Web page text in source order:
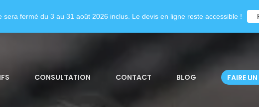
CONSULTATION CONTACT BLOG FAIRE
fermé du 3 au 31 août 2026 inclus. Le devis en ligne reste accessible !